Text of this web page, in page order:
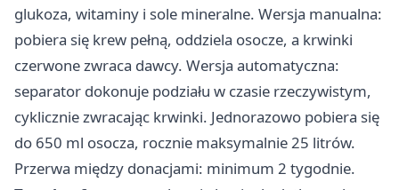
glukoza, witaminy i sole mineralne. Wersja manualna:
pobiera się krew pełną, oddziela osocze, a krwinki
czerwone zwraca dawcy. Wersja automatyczna:
separator dokonuje podziału w czasie rzeczywistym,
cyklicznie zwracając krwinki. Jednorazowo pobiera się
do 650 ml osocza, rocznie maksymalnie 25 litrów.
Przerwa między donacjami: minimum 2 tygodnie.